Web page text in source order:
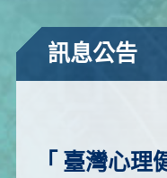
訊息公告
「 臺灣心